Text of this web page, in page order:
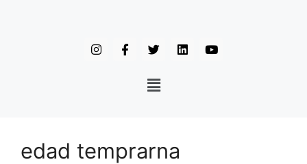
edad temprarna